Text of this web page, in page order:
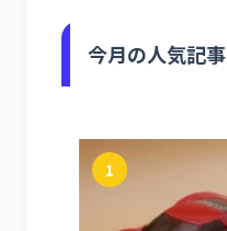
今月の人気記事
1